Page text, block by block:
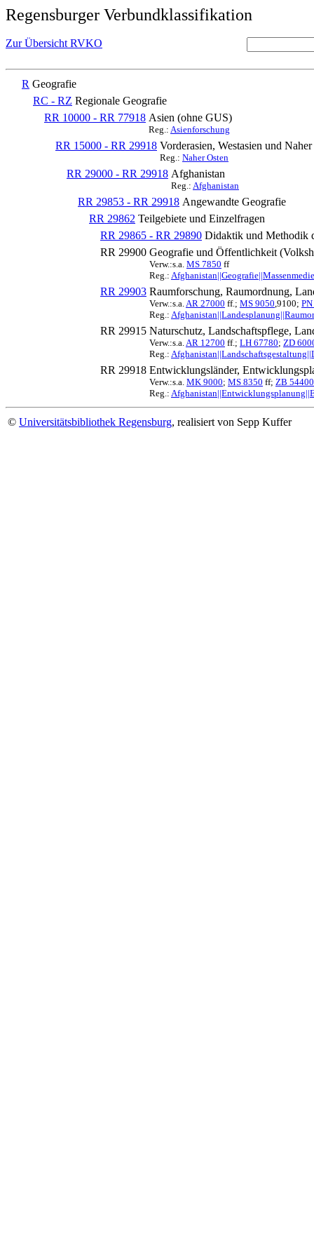
Regensburger Verbundklassifikation
Zur Übersicht RVKO
R Geografie
RC - RZ Regionale Geografie
RR 10000 - RR 77918 Asien (ohne GUS)
Reg.: Asienforschung
RR 15000 - RR 29918 Vorderasien, Westasien und
Reg.: Naher Osten
RR 29000 - RR 29918 Afghanistan
Reg.: Afghanistan
RR 29853 - RR 29918 Angewandte Geografie
RR 29862 Teilgebiete und Einzelfragen
RR 29865 - RR 29890 Didaktik und Methodik
RR 29900 Geografie und Öffentlichkeit
Verw.:s.a. MS 7850 ff
Reg.:
RR 29903 Raumforschung, Raumordnung,
Verw.:s.a.AR 27000 ff.; MS 9050,9100;
Reg.:
RR 29915 Naturschutz, Landschaftspflege,
Verw.:s.a.AR 12700 ff.; LH 67780; ZD
Reg.:
RR 29918 Entwicklungsländer,
Verw.:s.a. MK 9000; MS 8350 ff; ZB 54400
Reg.:
© Universitätsbibliothek Regensburg, realisiert von Sepp Kuffer